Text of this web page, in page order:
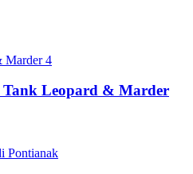
Leopard & Marder